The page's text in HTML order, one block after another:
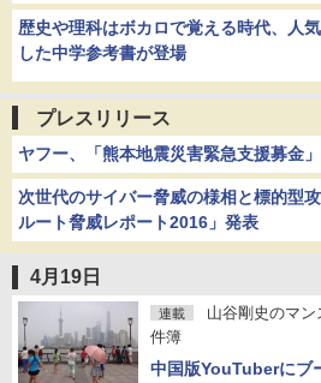
歴史や理科はボカロで覚える時代、人
した中学参考書が登場
プレスリリース
ヤフー、「熊本地震災害緊急支援募金
次世代のサイバー脅威の様相と標的型
ルート脅威レポート2016」発表
4月19日
連載
山谷剛史のマ
件簿
中国版YouTuberにブ